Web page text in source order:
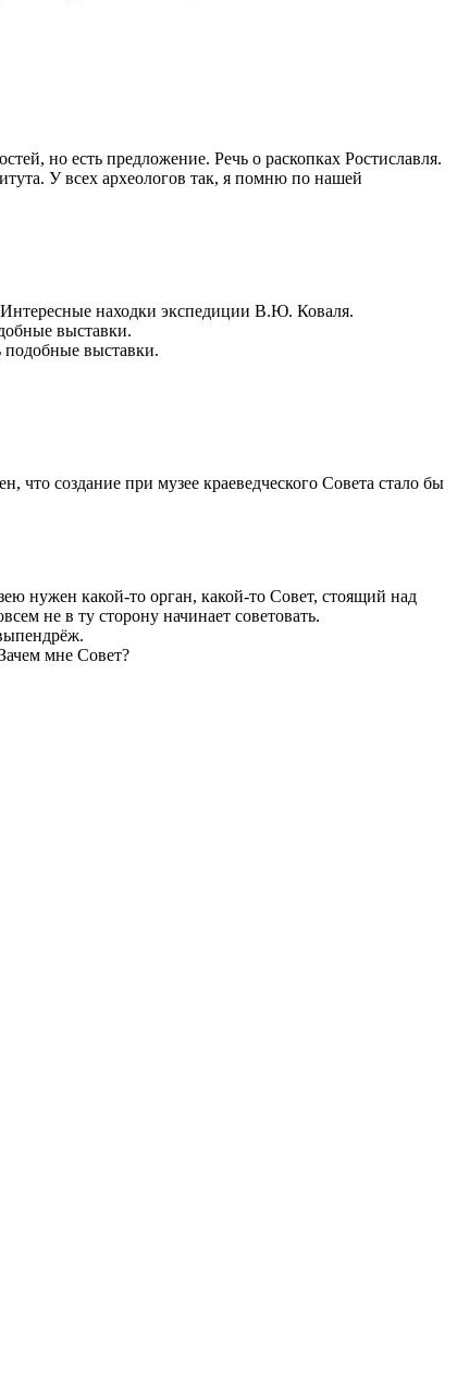
но есть предложение. Речь о раскопках Ростиславля.
У всех археологов так, я помню по нашей
Интересные находки экспедиции В.Ю. Коваля.
выставки.
подобные выставки.
что создание при музее краеведческого Совета стало бы
нужен какой-то орган, какой-то Совет, стоящий над
не в ту сторону начинает советовать.
мне Совет?